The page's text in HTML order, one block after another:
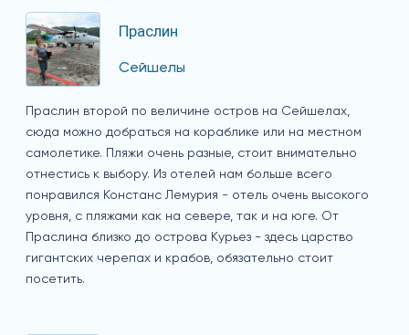
Праслин
Сейшелы
Праслин второй по величине остров на Сейшелах,
сюда можно добраться на кораблике или на местном
самолетике. Пляжи очень разные, стоит внимательно
отнестись к выбору. Из отелей нам больше всего
понравился Констанс Лемурия - отель очень высокого
уровня, с пляжами как на севере, так и на юге. От
Праслина близко до острова Курьез - здесь царство
гигантских черепах и крабов, обязательно стоит
посетить.